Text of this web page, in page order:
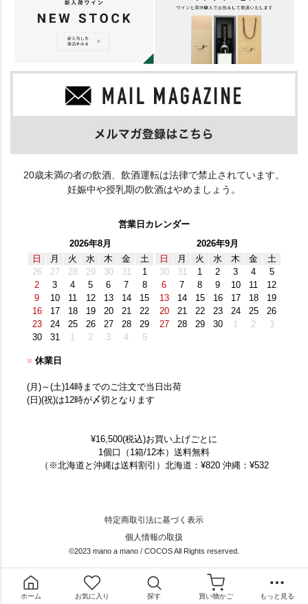
20歳未満の者の飲酒、飲酒運転は法律で禁止されています。
妊娠中や授乳期の飲酒はやめましょう。
営業日カレンダー
2026年8月
日
月 火 水 木 金
土
26
27 28 29 30 31
1
2
3 4 5 6 7
8
9
10 11 12 13 14
15
16
17 18 19 20 21
22
23
24 25 26 27 28
29
30
31 1 2 3 4 5
2026年9月
日
月 火 水 木 金
土
30
31 1 2 3 4
5
6
7 8 9 10 11
12
13
14 15 16 17 18
19
20
21 22 23 24 25
26
27
28 29 30 1 2 3
■ 休業日
(月)～(土)14時までのご注文で当日出荷
(日)(祝)は12時が〆切となります
¥16,500(税込)お買い上げごとに
1個口（1箱/12本）送料無料
（※北海道と沖縄は送料割引）北海道：¥820 沖縄：¥532
特定商取引法に基づく表示
個人情報の取扱
©2023 mano a mano / COCOS All Rights reserved.
ホーム お気に入り 探す 買い物かご もっと見る